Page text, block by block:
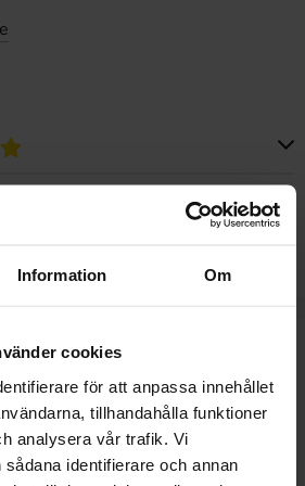
Information Om
cookies
för att anpassa innehållet
tillhandahålla funktioner
analysera vår trafik. Vi
identifierare och annan
har ingen anmeldelser
produkter